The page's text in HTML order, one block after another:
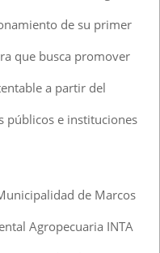
de su primer
que busca promover
a partir del
públicos e instituciones
de Marcos
Agropecuaria INTA